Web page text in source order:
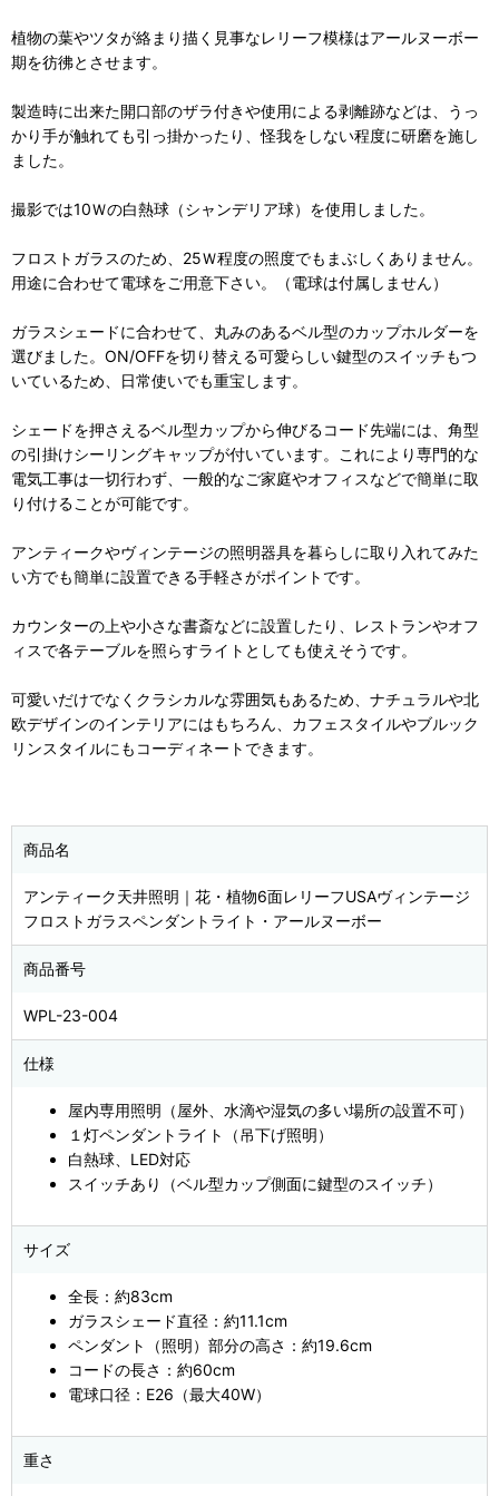
植物の葉やツタが絡まり描く見事なレリーフ模様はアールヌーボー
期を彷彿とさせます。
製造時に出来た開口部のザラ付きや使用による剥離跡などは、うっ
かり手が触れても引っ掛かったり、怪我をしない程度に研磨を施し
ました。
撮影では10Ｗの白熱球（シャンデリア球）を使用しました。
フロストガラスのため、25Ｗ程度の照度でもまぶしくありません。
用途に合わせて電球をご用意下さい。（電球は付属しません）
ガラスシェードに合わせて、丸みのあるベル型のカップホルダーを
選びました。ON/OFFを切り替える可愛らしい鍵型のスイッチもつ
いているため、日常使いでも重宝します。
シェードを押さえるベル型カップから伸びるコード先端には、角型
の引掛けシーリングキャップが付いています。これにより専門的な
電気工事は一切行わず、一般的なご家庭やオフィスなどで簡単に取
り付けることが可能です。
アンティークやヴィンテージの照明器具を暮らしに取り入れてみた
い方でも簡単に設置できる手軽さがポイントです。
カウンターの上や小さな書斎などに設置したり、レストランやオフ
ィスで各テーブルを照らすライトとしても使えそうです。
可愛いだけでなくクラシカルな雰囲気もあるため、ナチュラルや北
欧デザインのインテリアにはもちろん、カフェスタイルやブルック
リンスタイルにもコーディネートできます。
商品名
アンティーク天井照明｜花・植物6面レリーフUSAヴィンテージ
フロストガラスペンダントライト・アールヌーボー
商品番号
WPL-23-004
仕様
屋内専用照明（屋外、水滴や湿気の多い場所の設置不可）
１灯ペンダントライト（吊下げ照明）
白熱球、LED対応
スイッチあり（ベル型カップ側面に鍵型のスイッチ）
サイズ
全長：約83cm
ガラスシェード直径：約11.1cm
ペンダント（照明）部分の高さ：約19.6cm
コードの長さ：約60cm
電球口径：E26（最大40W）
重さ